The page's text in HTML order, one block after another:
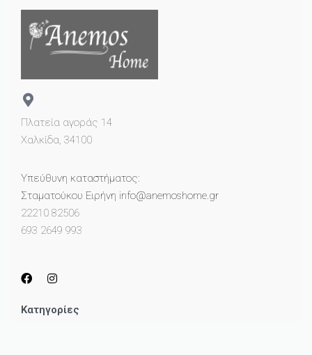
Πλατεία αγοράς 14
Χαλκίδα, 34100
Υπεύθυνη καταστήματος:
Σταματούκου Ειρήνη info@anemoshome.gr
22210 82506
693 2649 993
Κατηγορίες